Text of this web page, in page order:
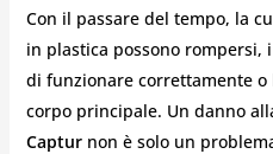
Con il passare del tempo, la
in plastica possono rompersi,
di funzionare correttamente o
corpo principale. Un danno
Capturnon è solo un